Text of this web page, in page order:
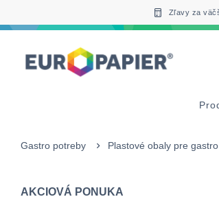
Zľavy za
Gastro potreby Plastové obaly pre
AKCIOVÁ PONUKA